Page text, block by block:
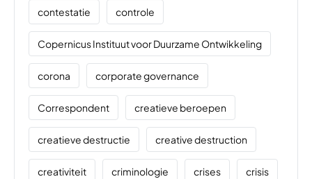
contestatie controle
Copernicus Instituut voor Duurzame Ontwikkeling
corona corporate governance
Correspondent creatieve beroepen
creatieve destructie creative destruction
creativiteit criminologie crises crisis